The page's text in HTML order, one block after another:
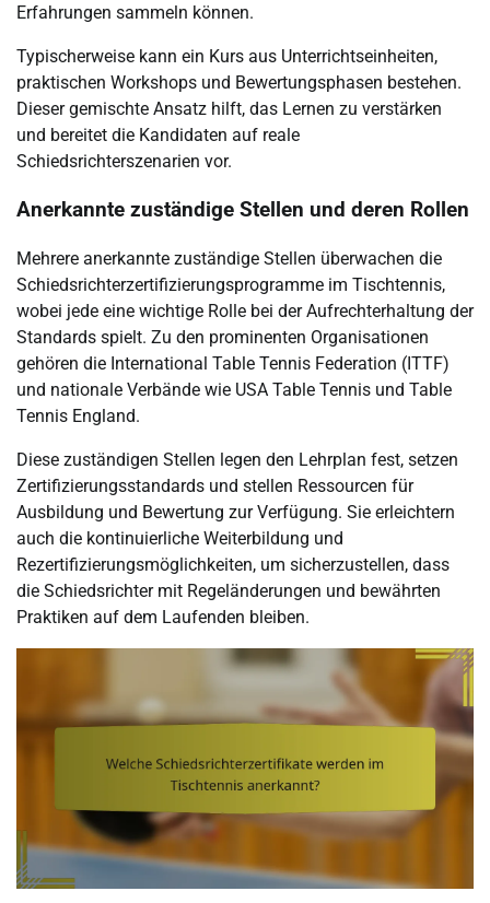
Erfahrungen sammeln können.
Typischerweise kann ein Kurs aus Unterrichtseinheiten,
praktischen Workshops und Bewertungsphasen bestehen.
Dieser gemischte Ansatz hilft, das Lernen zu verstärken
und bereitet die Kandidaten auf reale
Schiedsrichterszenarien vor.
Anerkannte zuständige Stellen und deren Rollen
Mehrere anerkannte zuständige Stellen überwachen die
Schiedsrichterzertifizierungsprogramme im Tischtennis,
wobei jede eine wichtige Rolle bei der Aufrechterhaltung der
Standards spielt. Zu den prominenten Organisationen
gehören die International Table Tennis Federation (ITTF)
und nationale Verbände wie USA Table Tennis und Table
Tennis England.
Diese zuständigen Stellen legen den Lehrplan fest, setzen
Zertifizierungsstandards und stellen Ressourcen für
Ausbildung und Bewertung zur Verfügung. Sie erleichtern
auch die kontinuierliche Weiterbildung und
Rezertifizierungsmöglichkeiten, um sicherzustellen, dass
die Schiedsrichter mit Regeländerungen und bewährten
Praktiken auf dem Laufenden bleiben.